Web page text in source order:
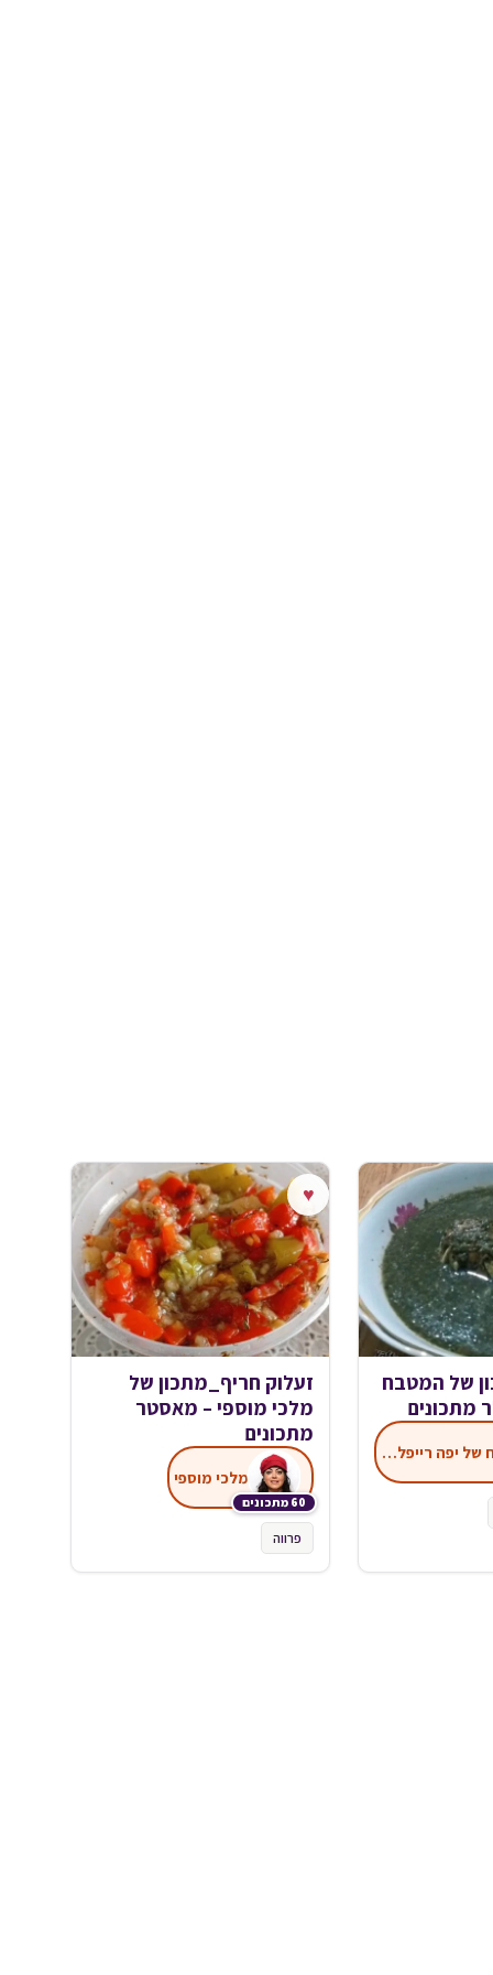
של המטבח
מתכונים
המטבח של יפה רייפלר - מתכונים
♥
זעלוק חריף_מתכון של
מלכי מוספי – מאסטר
מתכונים
60 מתכונים
מלכי מוספי
פרווה